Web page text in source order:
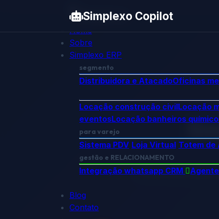
Home
Sobre
Simplexo ERP
segmento
Distribuidora e AtacadoOficinas
Locação construção civilLocação
eventosLocação banheiros
para varejo
Sistema PDV Loja Virtual Totem de
gestão e RELACIONAMENTO
Integração whatsapp CRM
Blog
Contato
Simplexo Copilot
Transforme cada